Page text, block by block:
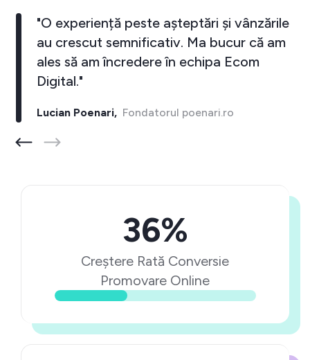
"O experiență peste așteptări și vânzările
au crescut semnificativ. Ma bucur că am
ales să am încredere în echipa Ecom
Digital."
Lucian Poenari,Fondatorul poenari.ro
36%
Creștere Rată Conversie
Promovare Online